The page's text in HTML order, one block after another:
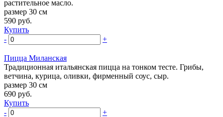
растительное масло.
размер 30 см
590 руб.
Купить
-
+
Пицца Миланская
Традиционная итальянская пицца на тонком тесте. Грибы,
ветчина, курица, оливки, фирменный соус, сыр.
размер 30 см
690 руб.
Купить
-
+